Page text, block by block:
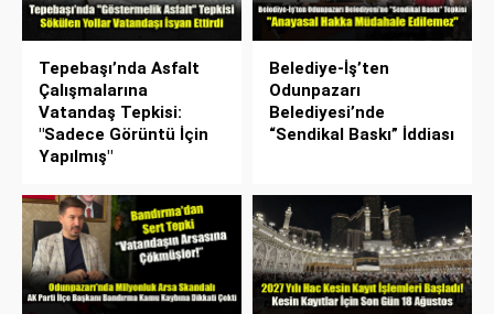
Tepebaşı’nda Asfalt
Çalışmalarına
Vatandaş Tepkisi:
"Sadece Görüntü İçin
Yapılmış"
Belediye-İş’ten
Odunpazarı
Belediyesi’nde
“Sendikal Baskı” İddiası